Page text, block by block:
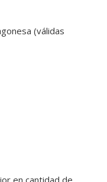
(válidas
en cantidad de